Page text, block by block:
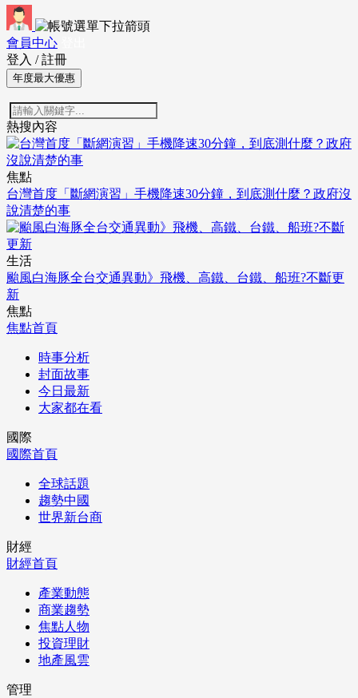
會員中心
登入 / 註冊
年度最大優惠
熱搜內容
焦點
台灣首度「斷網演習」手機降速30分鐘，到底測什麼？政府沒
說清楚的事
生活
颱風白海豚全台交通異動》飛機、高鐵、台鐵、船班?不斷更
新
焦點
焦點首頁
時事分析
封面故事
今日最新
大家都在看
國際
國際首頁
全球話題
趨勢中國
世界新台商
財經
財經首頁
產業動態
商業趨勢
焦點人物
投資理財
地產風雲
管理